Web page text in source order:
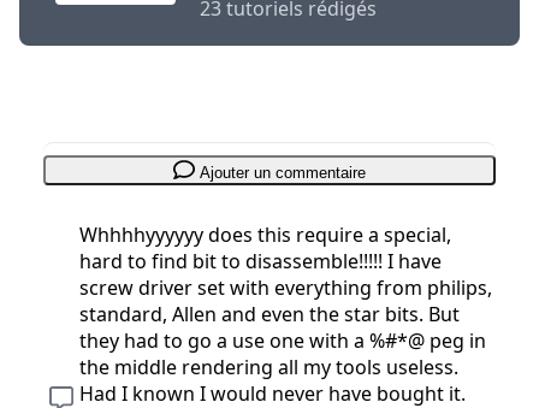
23 tutoriels rédigés
Ajouter un commentaire
Whhhhyyyyyy does this require a special,
hard to find bit to disassemble!!!!! I have
screw driver set with everything from philips,
standard, Allen and even the star bits. But
they had to go a use one with a %#*@ peg in
the middle rendering all my tools useless.
Had I known I would never have bought it.